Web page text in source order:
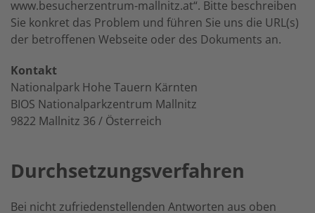
www.besucherzentrum-mallnitz.at“. Bitte beschreiben
Sie konkret das Problem und führen Sie uns die URL(s)
der betroffenen Webseite oder des Dokuments an.
Kontakt
Nationalpark Hohe Tauern Kärnten
BIOS Nationalparkzentrum Mallnitz
9822 Mallnitz 36 / Österreich
Durchsetzungsverfahren
Bei nicht zufriedenstellenden Antworten aus oben